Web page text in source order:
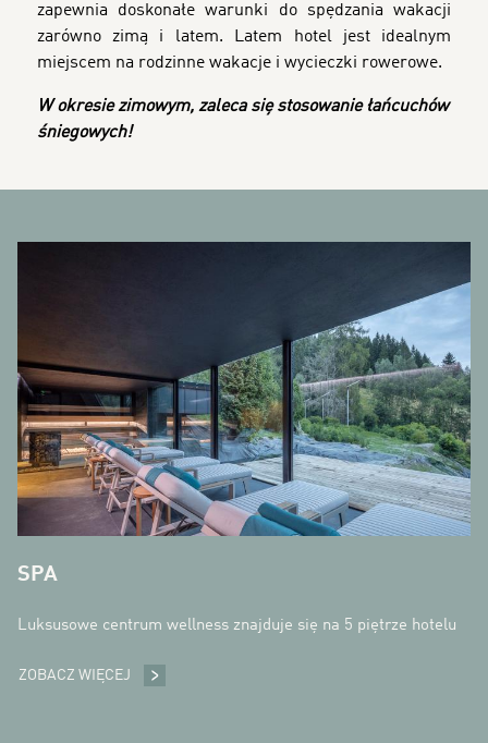
zapewnia doskonałe warunki do spędzania wakacji
zarówno zimą i latem. Latem hotel jest idealnym
miejscem na rodzinne wakacje i wycieczki rowerowe.
W okresie zimowym, zaleca się stosowanie łańcuchów
śniegowych!
SPA
Luksusowe centrum wellness znajduje się na 5 piętrze hotelu
ZOBACZ WIĘCEJ SPA